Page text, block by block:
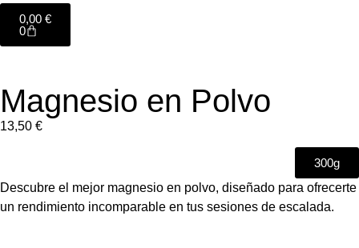
0,00 €
0
Magnesio en Polvo
13,50 €
300g
Descubre el mejor magnesio en polvo, diseñado para ofrecerte
un rendimiento incomparable en tus sesiones de escalada.